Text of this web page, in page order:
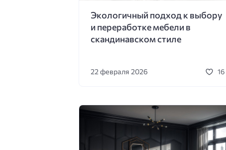
Экологичный подход к выбору
и переработке мебели в
скандинавском стиле
22 февраля 2026 16